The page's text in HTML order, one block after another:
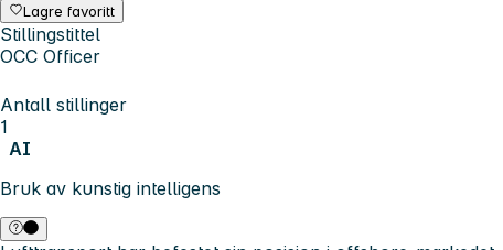
Lagre favoritt
Stillingstittel
OCC Officer
Antall stillinger
1
AI
Bruk av kunstig intelligens